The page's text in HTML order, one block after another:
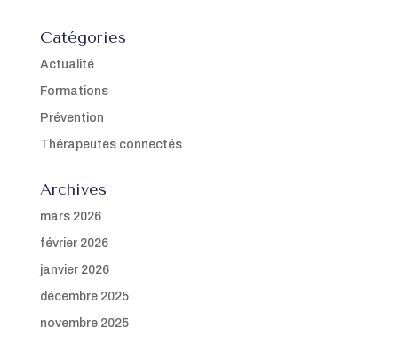
Catégories
Actualité
Formations
Prévention
Thérapeutes connectés
Archives
mars 2026
février 2026
janvier 2026
décembre 2025
novembre 2025